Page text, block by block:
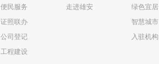
便民服务
证照联办
公司登记
工程建设
走进雄安
绿色宜居
智慧城市
入驻机构